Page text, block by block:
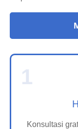
Konsultasi
1